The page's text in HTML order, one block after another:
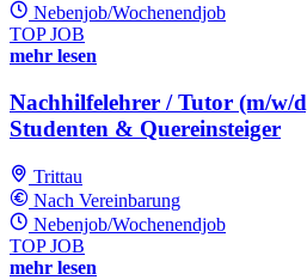
Nebenjob/Wochenendjob
TOP JOB
mehr lesen
Nachhilfelehrer / Tutor (m/w/
Studenten & Quereinsteiger
Trittau
Nach Vereinbarung
Nebenjob/Wochenendjob
TOP JOB
mehr lesen